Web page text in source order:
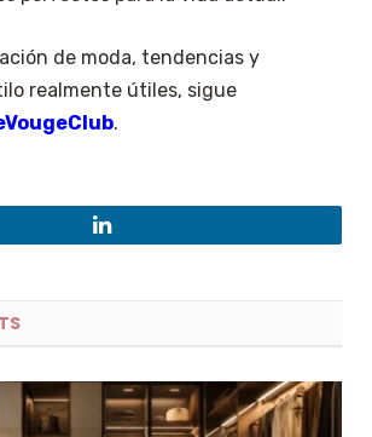
de moda, tendencias y
realmente útiles, sigue
.
LinkedIn